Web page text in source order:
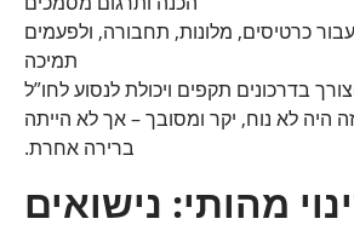
כרטיסים, מלונות, תחבורה, ולפעמים
תמיכה
בדרכונים תקפים ויכולת לנסוע לחו”ל
היה לא נוח, יקר ומסובך – אך לא הייתה
ברירה אחרת.
מהותי: נישואים